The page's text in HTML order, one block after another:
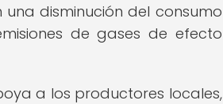
disminución del consumo
de gases de efecto
a los productores locales,